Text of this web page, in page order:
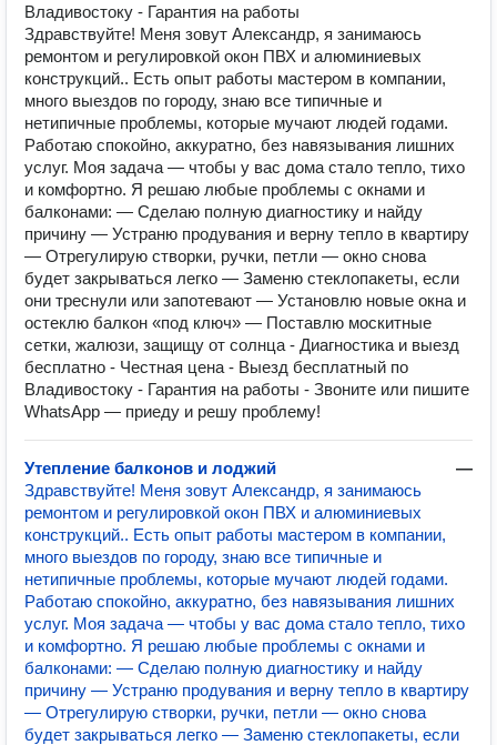
Владивостоку - Гарантия на работы
Здравствуйте! Меня зовут Александр, я занимаюсь
ремонтом и регулировкой окон ПВХ и алюминиевых
конструкций.. Есть опыт работы мастером в компании,
много выездов по городу, знаю все типичные и
нетипичные проблемы, которые мучают людей годами.
Работаю спокойно, аккуратно, без навязывания лишних
услуг. Моя задача — чтобы у вас дома стало тепло, тихо
и комфортно. Я решаю любые проблемы с окнами и
балконами: — Сделаю полную диагностику и найду
причину — Устраню продувания и верну тепло в квартиру
— Отрегулирую створки, ручки, петли — окно снова
будет закрываться легко — Заменю стеклопакеты, если
они треснули или запотевают — Установлю новые окна и
остеклю балкон «под ключ» — Поставлю москитные
сетки, жалюзи, защищу от солнца - Диагностика и выезд
бесплатно - Честная цена - Выезд бесплатный по
Владивостоку - Гарантия на работы - Звоните или пишите
WhatsApp — приеду и решу проблему!
Утепление балконов и лоджий
—
Здравствуйте! Меня зовут Александр, я занимаюсь
ремонтом и регулировкой окон ПВХ и алюминиевых
конструкций.. Есть опыт работы мастером в компании,
много выездов по городу, знаю все типичные и
нетипичные проблемы, которые мучают людей годами.
Работаю спокойно, аккуратно, без навязывания лишних
услуг. Моя задача — чтобы у вас дома стало тепло, тихо
и комфортно. Я решаю любые проблемы с окнами и
балконами: — Сделаю полную диагностику и найду
причину — Устраню продувания и верну тепло в квартиру
— Отрегулирую створки, ручки, петли — окно снова
будет закрываться легко — Заменю стеклопакеты, если